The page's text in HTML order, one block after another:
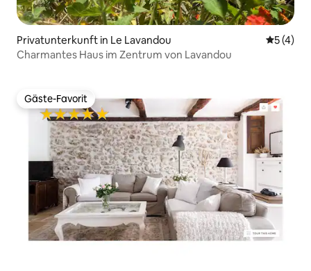
Privatunterkunft in Le Lavandou
5 (4)
Charmantes Haus im Zentrum von Lavandou
Gäste-Favorit
Gäste-Favorit